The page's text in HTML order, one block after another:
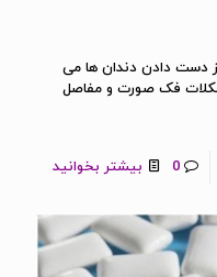
دست دادن دندان ها می
فک صورت و مفاصل
0 بیشتر بخوانید